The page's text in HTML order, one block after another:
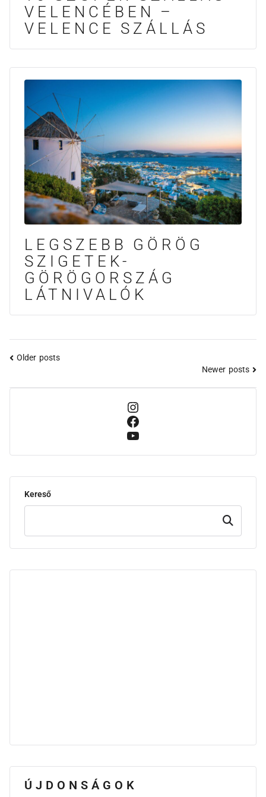
VELENCÉBEN –
VELENCE SZÁLLÁS
LEGSZEBB GÖRÖG
SZIGETEK-
GÖRÖGORSZÁG
LÁTNIVALÓK
Older posts
Newer posts
Kereső
Keresd
ÚJDONSÁGOK